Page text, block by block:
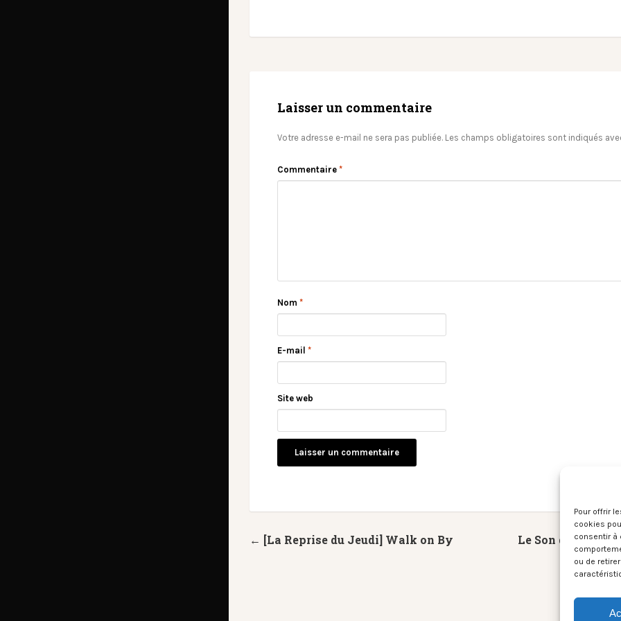
Pour offrir
cookies
consentir à
ou de
Laisser un commentaire
Votre adresse e-mail ne sera pas publiée. Les champs obligatoires sont indiqués
Commentaire *
Nom *
E-mail *
Site web
Le Son du
← [La Reprise du Jeudi] Walk on By